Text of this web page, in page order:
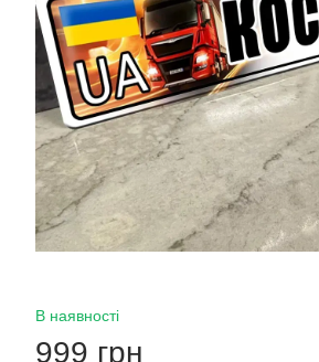
В наявності
999 грн